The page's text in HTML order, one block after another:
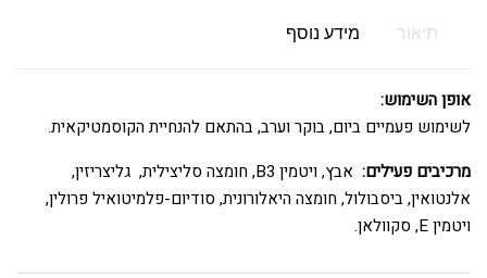
תיאור מידע נוסף
אופן השימוש:
לשימוש פעמיים ביום, בוקר וערב, בהתאם להנחיית הקוסמטיקאית.
מרכיבים פעילים:
אבץ, ויטמין B3, חומצה סליצילית, גליצריזין,
אלנטואין, ביסבולול, חומצה היאלורונית, סודיום-פלמיטואיל פרולין,
ויטמין E, סקוולאן.